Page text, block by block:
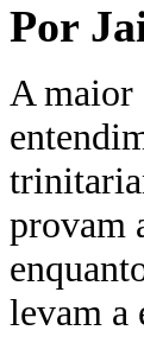
Por
A maior
provam
levam a